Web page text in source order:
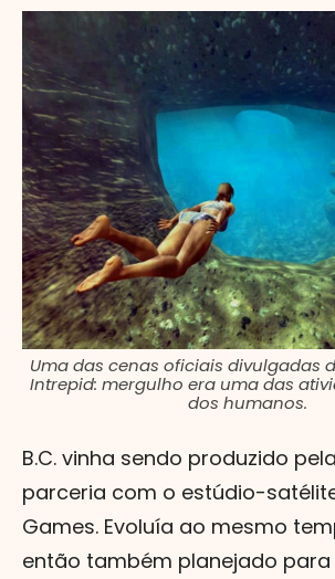
Uma das cenas oficiais divulgadas
Intrepid: mergulho era uma das
dos humanos.
B.C. vinha sendo produzido
parceria com o estúdio-
Games. Evoluía ao mesmo
então também planejado para